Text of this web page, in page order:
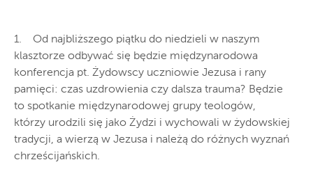
1. Od najbliższego piątku do niedzieli w naszym
klasztorze odbywać się będzie międzynarodowa
konferencja pt. Żydowscy uczniowie Jezusa i rany
pamięci: czas uzdrowienia czy dalsza trauma? Będzie
to spotkanie międzynarodowej grupy teologów,
którzy urodzili się jako Żydzi i wychowali w żydowskiej
tradycji, a wierzą w Jezusa i należą do różnych wyznań
chrześcijańskich.